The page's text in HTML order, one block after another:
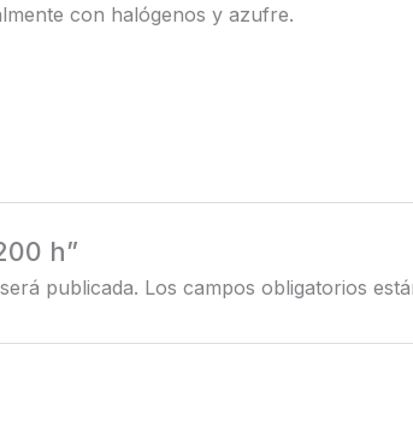
con halógenos y azufre.
h”
publicada. Los campos obligatorios